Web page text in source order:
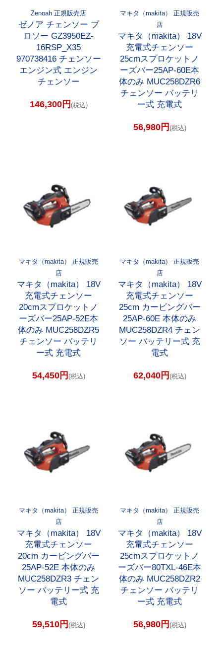
Zenoah 正規販売店
ゼノア チェンソー プ
ロソー GZ3950EZ-
16RSP_X35
970738416 チェンソー
エンジン式 エンジン
チェンソー
146,300円 (税込)
マキタ（makita） 正規販売
店
マキタ（makita） 18V
充電式チェンソー
25cmスプロケットノ
ーズバー25AP-60E本
体のみ MUC258DZR6
チェンソー バッテリ
ー式 充電式
56,980円 (税込)
マキタ（makita） 正規販売
店
マキタ（makita） 18V
充電式チェンソー
20cmスプロケットノ
ーズバー25AP-52E本
体のみ MUC258DZR5
チェンソー バッテリ
ー式 充電式
54,450円 (税込)
マキタ（makita） 正規販売
店
マキタ（makita） 18V
充電式チェンソー
25cm カービングバー
25AP-60E 本体のみ
MUC258DZR4 チェン
ソー バッテリー式 充
電式
62,040円 (税込)
マキタ（makita） 正規販売
店
マキタ（makita） 18V
充電式チェンソー
20cm カービングバー
25AP-52E 本体のみ
MUC258DZR3 チェン
ソー バッテリー式 充
電式
59,510円 (税込)
マキタ（makita） 正規販売
店
マキタ（makita） 18V
充電式チェンソー
25cmスプロケットノ
ーズバー80TXL-46E本
体のみ MUC258DZR2
チェンソー バッテリ
ー式 充電式
56,980円 (税込)